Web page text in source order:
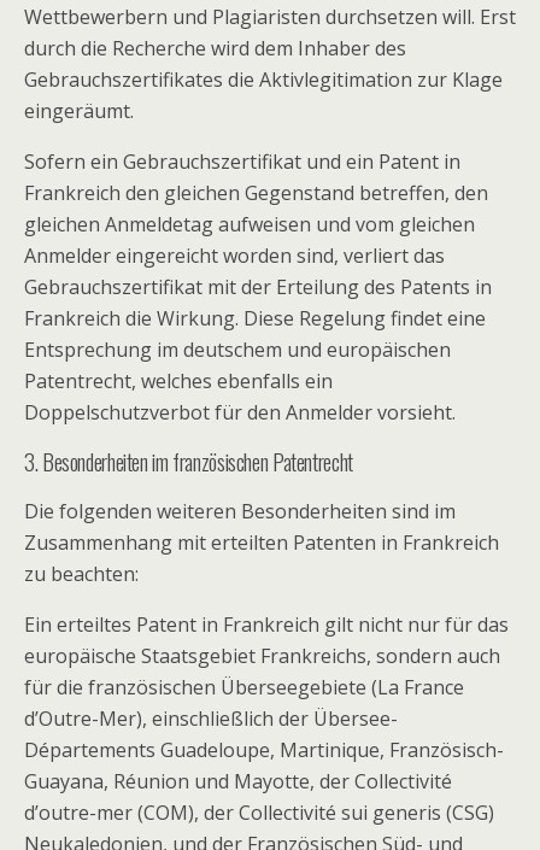
Wettbewerbern und Plagiaristen durchsetzen will. Erst
durch die Recherche wird dem Inhaber des
Gebrauchszertifikates die Aktivlegitimation zur Klage
eingeräumt.
Sofern ein Gebrauchszertifikat und ein Patent in
Frankreich den gleichen Gegenstand betreffen, den
gleichen Anmeldetag aufweisen und vom gleichen
Anmelder eingereicht worden sind, verliert das
Gebrauchszertifikat mit der Erteilung des Patents in
Frankreich die Wirkung. Diese Regelung findet eine
Entsprechung im deutschem und europäischen
Patentrecht, welches ebenfalls ein
Doppelschutzverbot für den Anmelder vorsieht.
3. Besonderheiten im französischen Patentrecht
Die folgenden weiteren Besonderheiten sind im
Zusammenhang mit erteilten Patenten in Frankreich
zu beachten:
Ein erteiltes Patent in Frankreich gilt nicht nur für das
europäische Staatsgebiet Frankreichs, sondern auch
für die französischen Überseegebiete (La France
d’Outre-Mer), einschließlich der Übersee-
Départements Guadeloupe, Martinique, Französisch-
Guayana, Réunion und Mayotte, derCollectivité
d’outre-mer (COM), derCollectivité sui generis (CSG)
Neukaledonien, und der Französischen Süd- und